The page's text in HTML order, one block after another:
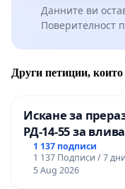
Данните ви
Поверителност
Други петиции,
Искане за
РД-14-55 за
гимназия по
мениджмънт –
1 137 подписи
1 137 Подписи / 7 дни
5 Aug 2026